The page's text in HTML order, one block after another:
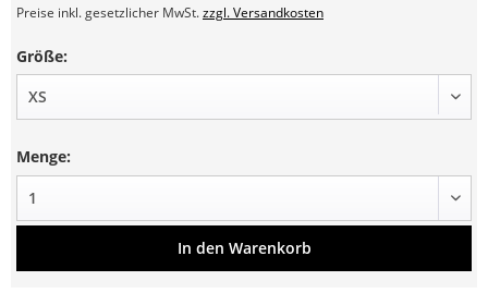
Preise inkl. gesetzlicher MwSt.zzgl. Versandkosten
Größe:
Menge:
In den Warenkorb